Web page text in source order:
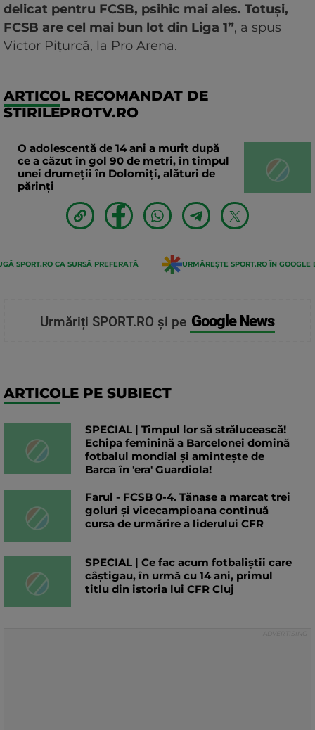
delicat pentru FCSB, psihic mai ales. Totuși,
FCSB are cel mai bun lot din Liga 1”, a spus
Victor Pițurcă, la Pro Arena.
ARTICOL RECOMANDAT DE
STIRILEPROTV.RO
O adolescentă de 14 ani a murit după
ce a căzut în gol 90 de metri, în timpul
unei drumeții în Dolomiți, alături de
părinți
SPORT.RO CA SURSĂ PREFERATĂ URMĂREȘTE SPORT.RO ÎN GOOGLE
Urmăriți SPORT.RO și pe Google News
ARTICOLE PE SUBIECT
SPECIAL | Timpul lor să strălucească!
Echipa feminină a Barcelonei domină
fotbalul mondial și amintește de
Barca în 'era' Guardiola!
Farul - FCSB 0-4. Tănase a marcat trei
goluri și vicecampioana continuă
cursa de urmărire a liderului CFR
SPECIAL | Ce fac acum fotbaliștii care
câștigau, în urmă cu 14 ani, primul
titlu din istoria lui CFR Cluj